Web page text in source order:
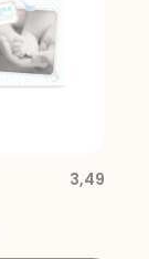
3,49